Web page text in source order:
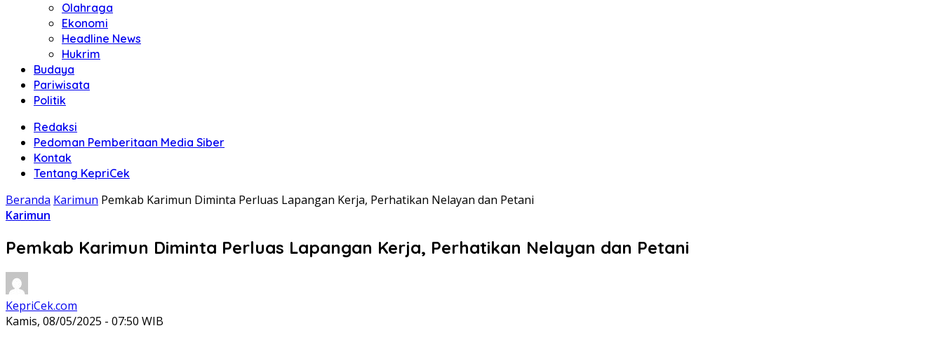
Olahraga
Ekonomi
Headline News
Hukrim
Budaya
Pariwisata
Politik
Redaksi
Pedoman Pemberitaan Media Siber
Kontak
Tentang KepriCek
Beranda Karimun Pemkab Karimun Diminta Perluas Lapangan Kerja, Perhatikan Nelayan dan Petani
Karimun
Pemkab Karimun Diminta Perluas Lapangan Kerja, Perhatikan Nelayan dan Petani
KepriCek.com
Kamis, 08/05/2025 - 07:50 WIB